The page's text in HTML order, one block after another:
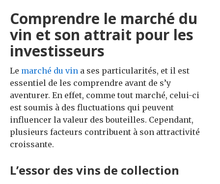
Comprendre le marché du
vin et son attrait pour les
investisseurs
Le marché du vin a ses particularités, et il est
essentiel de les comprendre avant de s’y
aventurer. En effet, comme tout marché, celui-ci
est soumis à des fluctuations qui peuvent
influencer la valeur des bouteilles. Cependant,
plusieurs facteurs contribuent à son attractivité
croissante.
L’essor des vins de collection